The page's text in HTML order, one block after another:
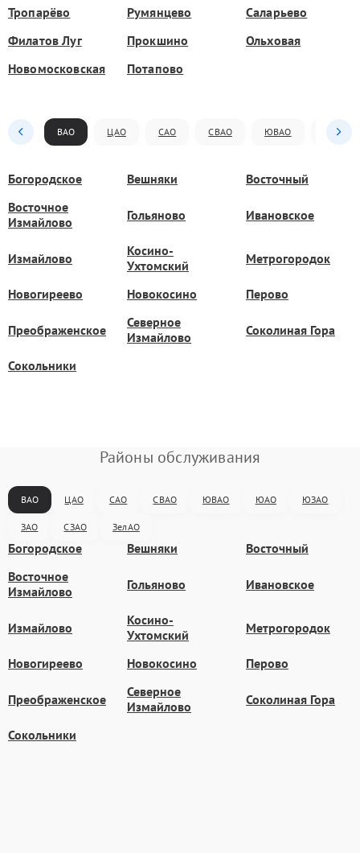
Тропарёво Румянцево
Саларьево
Филатов Луг
Прокшино
Ольховая
Новомосковская
Потапово
ВАО ЦАО САО СВАО ЮВАО ЮАО
Богородское Вешняки
Восточный
Восточное
Измайлово
Гольяново Ивановское
Измайлово
Косино-
Ухтомский
Метрогородок
Новогиреево Новокосино Перово
Преображенское
Северное
Измайлово
Соколиная Гора
Сокольники
Районы обслуживания
ВАО ЦАО САО СВАО ЮВАО ЮАО ЮЗАО
ЗАО СЗАО ЗелАО
Богородское Вешняки
Восточный
Восточное
Измайлово
Гольяново Ивановское
Измайлово
Косино-
Ухтомский
Метрогородок
Новогиреево Новокосино Перово
Преображенское
Северное
Измайлово
Соколиная Гора
Сокольники